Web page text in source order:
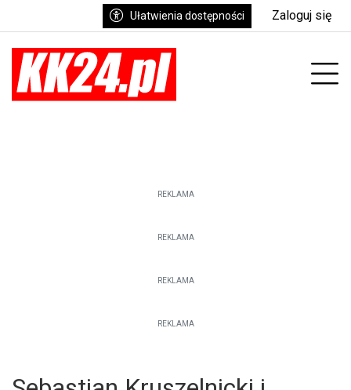
Ułatwienia dostępności Zaloguj się
REKLAMA
REKLAMA
REKLAMA
REKLAMA